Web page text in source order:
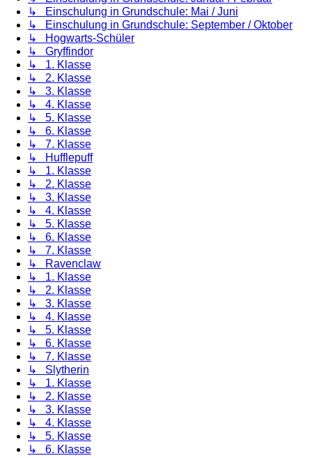
↳ Einschulung in Grundschule: Mai / Juni
↳ Einschulung in Grundschule: September / Oktober
↳ Hogwarts-Schüler
↳ Gryffindor
↳ 1. Klasse
↳ 2. Klasse
↳ 3. Klasse
↳ 4. Klasse
↳ 5. Klasse
↳ 6. Klasse
↳ 7. Klasse
↳ Hufflepuff
↳ 1. Klasse
↳ 2. Klasse
↳ 3. Klasse
↳ 4. Klasse
↳ 5. Klasse
↳ 6. Klasse
↳ 7. Klasse
↳ Ravenclaw
↳ 1. Klasse
↳ 2. Klasse
↳ 3. Klasse
↳ 4. Klasse
↳ 5. Klasse
↳ 6. Klasse
↳ 7. Klasse
↳ Slytherin
↳ 1. Klasse
↳ 2. Klasse
↳ 3. Klasse
↳ 4. Klasse
↳ 5. Klasse
↳ 6. Klasse